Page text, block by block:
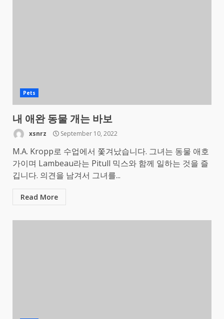
Pets
내 애완 동물 개는 바보
xsnrz September 10, 2022
M.A. Kropp로 수업에서 쫓겨났습니다. 그녀는 동물 애호
가이며 Lambeau라는 Pitull 믹스와 함께 일하는 것을 즐
깁니다. 의견을 남겨서 그녀를...
Read More